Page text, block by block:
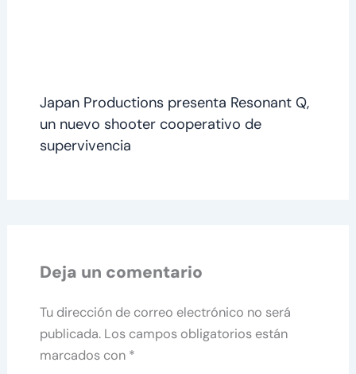
Japan Productions presenta Resonant Q,
un nuevo shooter cooperativo de
supervivencia
Deja un comentario
Tu dirección de correo electrónico no será
publicada. Los campos obligatorios están
marcados con *